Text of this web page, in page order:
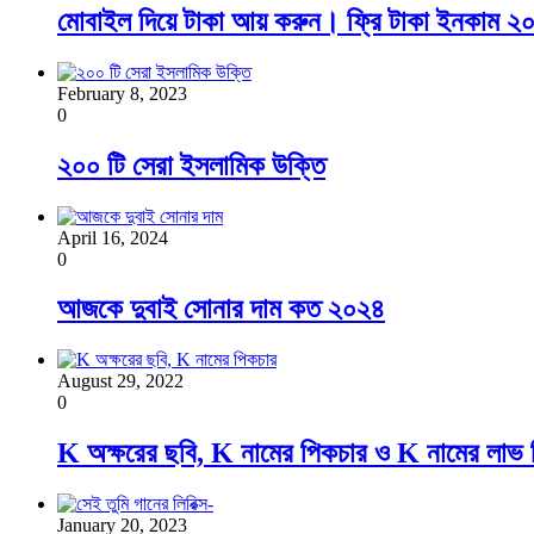
মোবাইল দিয়ে টাকা আয় করুন। ফ্রি টাকা ইনকাম
February 8, 2023
0
২০০ টি সেরা ইসলামিক উক্তি
April 16, 2024
0
আজকে দুবাই সোনার দাম কত ২০২৪
August 29, 2022
0
K অক্ষরের ছবি, K নামের পিকচার ও K নামের লাভ
January 20, 2023